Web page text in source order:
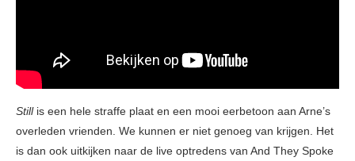
Stillis een hele straffe plaat en een mooi eerbetoon aan Arne’s
overleden vrienden. We kunnen er niet genoeg van krijgen. Het
is dan ook uitkijken naar de live optredens van And They Spoke